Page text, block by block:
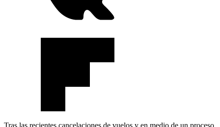
Tras las recientes cancelaciones de vuelos y en medio de un proceso